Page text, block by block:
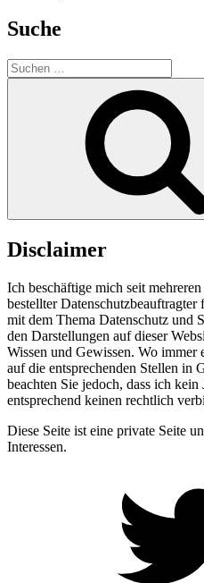
Suche
Suchen
nach:
Disclaimer
Ich beschäftige mich seit
bestellter
mit dem Thema Datenschutz und
den Darstellungen auf dieser
Wissen und Gewissen. Wo immer
auf die entsprechenden Stellen in
beachten Sie jedoch, dass ich
entsprechend keinen rechtlich
Diese Seite ist eine private Seite
Interessen.